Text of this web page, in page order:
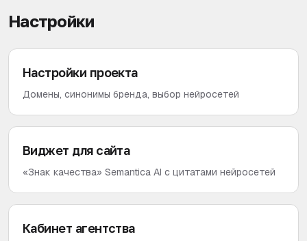
Настройки
Настройки проекта
Домены, синонимы бренда, выбор нейросетей
Виджет для сайта
«Знак качества» Semantica AI с цитатами нейросетей
Кабинет агентства